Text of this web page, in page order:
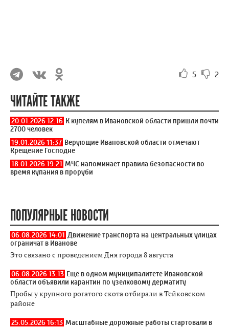
5 2
ЧИТАЙТЕ ТАКЖЕ
20.01.2026 12:16 К купелям в Ивановской области пришли почти
2700 человек
19.01.2026 11:37 Верующие Ивановской области отмечают
Крещение Господне
18.01.2026 19:21 МЧС напоминает правила безопасности во
время купания в проруби
ПОПУЛЯРНЫЕ НОВОСТИ
06.08.2026 14:01 Движение транспорта на центральных улицах
ограничат в Иванове
Это связано с проведением Дня города 8 августа
06.08.2026 13:13 Ещё в одном муниципалитете Ивановской
области объявили карантин по узелковому дерматиту
Пробы у крупного рогатого скота отбирали в Тейковском
районе
25.05.2026 16:13 Масштабные дорожные работы стартовали в